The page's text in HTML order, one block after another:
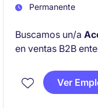
Permanente
Buscamos un/a
en ventas B2B
ciberseguridad
responsable de
Ver